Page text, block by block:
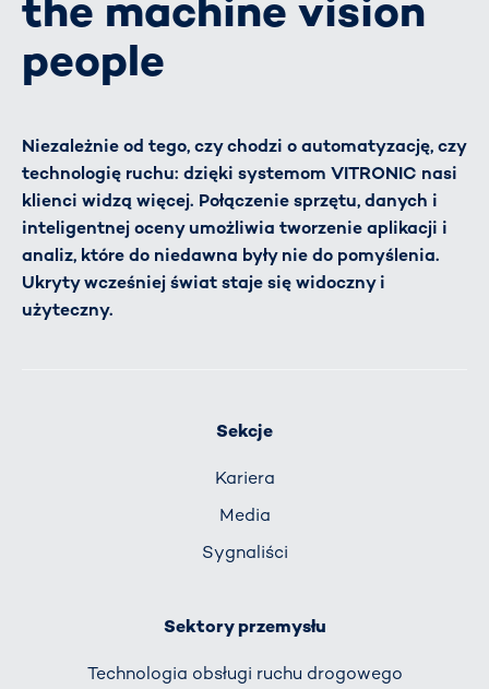
the machine vision
people
Niezależnie od tego, czy chodzi o automatyzację, czy
technologię ruchu: dzięki systemom VITRONIC nasi
klienci widzą więcej. Połączenie sprzętu, danych i
inteligentnej oceny umożliwia tworzenie aplikacji i
analiz, które do niedawna były nie do pomyślenia.
Ukryty wcześniej świat staje się widoczny i
użyteczny.
Sekcje
Kariera
Media
Sygnaliści
Sektory przemysłu
Technologia obsługi ruchu drogowego